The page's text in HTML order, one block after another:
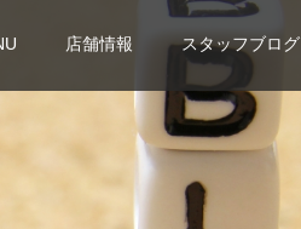
店舗情報 スタッフブログ